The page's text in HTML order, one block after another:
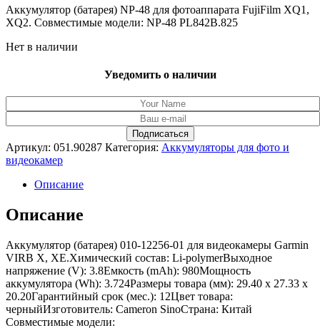
составляла
2,388.00₽.
2,189.00₽.
Аккумулятор (батарея) NP-48 для фотоаппарата FujiFilm XQ1,
XQ2. Совместимые модели: NP-48 PL842B.825
Нет в наличии
Уведомить о наличии
Артикул: 051.90287 Категория: Аккумуляторы для фото и
видеокамер
Описание
Описание
Аккумулятор (батарея) 010-12256-01 для видеокамеры Garmin
VIRB X, XE.Химический состав: Li-polymerВыходное
напряжение (V): 3.8Емкость (mAh): 980Мощность
аккумулятора (Wh): 3.724Размеры товара (мм): 29.40 x 27.33 x
20.20Гарантийный срок (мес.): 12Цвет товара:
черныйИзготовитель: Cameron SinoСтрана: Китай
Совместимые модели: